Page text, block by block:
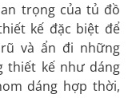
trọng của tủ đồ
kế đặc biệt để
và ẩn đi những
thiết kế như dáng
dáng hợp thời,